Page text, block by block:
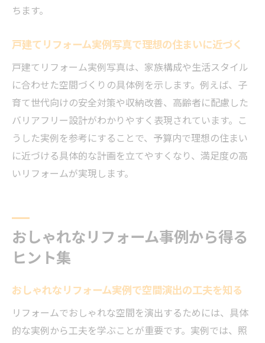
戸建てリフォーム実例で知る快適空間の工
夫
リフォーム事例から快適な住まい作りを学
ぶ
戸建てリフォームの実例で間取り改善を体
感
費用を抑えた戸建てリフォーム実例の魅力
おしゃれな戸建てリフォーム事例で理想実
説
費用を抑えたリフォーム事例のポイント解説
予算内リフォーム実例の特徴と選び方のコ
ツ
実例で分かる費用別リフォームの成果と工
ちます。
戸建てリフォーム実例写真で理想の住まいに近づく
戸建てリフォーム実例写真は、家族構成や生活スタイル
に合わせた空間づくりの具体例を示します。例えば、子
育て世代向けの安全対策や収納改善、高齢者に配慮した
バリアフリー設計がわかりやすく表現されています。こ
うした実例を参考にすることで、予算内で理想の住まい
に近づける具体的な計画を立てやすくなり、満足度の高
いリフォームが実現します。
おしゃれなリフォーム事例から得る
ヒント集
おしゃれなリフォーム実例で空間演出の工夫を知る
リフォームでおしゃれな空間を演出するためには、具体
的な実例から工夫を学ぶことが重要です。実例では、照